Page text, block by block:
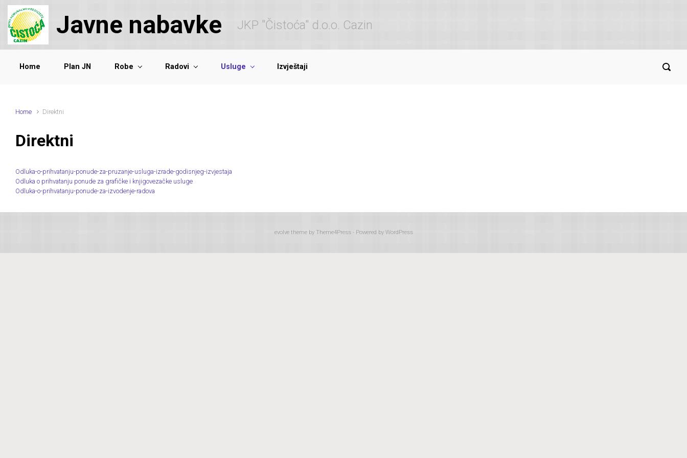
Skip to main contentJavne nabavke JKP "Čistoća" d.o.o. Cazin
Home Plan JN Robe Radovi Usluge Izvještaji
Home Direktni
Direktni
Odluka-o-prihvatanju-ponude-za-pruzanje-usluga-izrade-godisnjeg-izvjestaja
Odluka o prihvatanju ponude za grafičke i knjigovezačke usluge
Odluka-o-prihvatanju-ponude-za-izvodenje-radova
evolvetheme by Theme4Press - Powered by WordPress